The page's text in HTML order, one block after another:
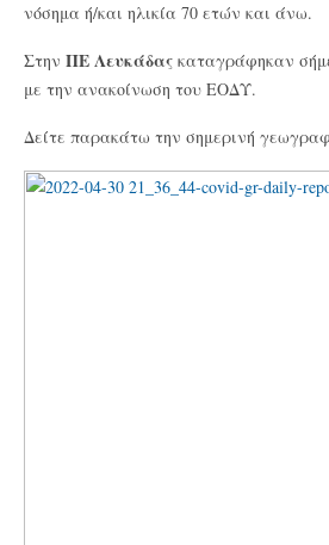
νόσημα ή/και ηλικία 70 ετών και άνω.
Στην ΠΕ Λευκάδας καταγράφηκαν
με την ανακοίνωση του ΕΟΔΥ.
Δείτε παρακάτω την σημερινή